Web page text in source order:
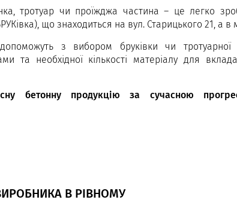
тротуар чи проїжджа частина – це легко
що знаходиться на вул. Старицького 21, а в
з вибором бруківки чи тротуарної
та необхідної кількості матеріалу для
бетонну продукцію за сучасною
В РІВНОМУ